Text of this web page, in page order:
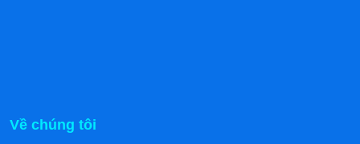
Về chúng tôi